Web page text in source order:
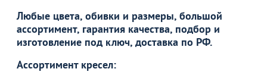
Любые цвета, обивки и размеры, большой
ассортимент, гарантия качества, подбор и
изготовление под ключ, доставка по РФ.
Ассортимент кресел: